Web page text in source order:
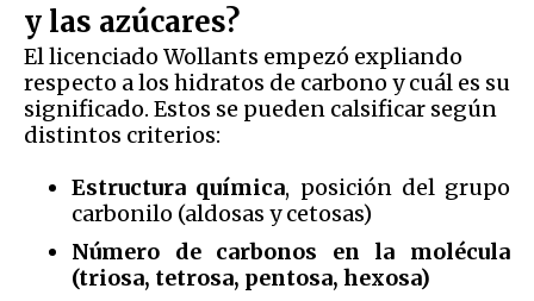
y las azúcares?
El licenciado Wollants empezó expliando
respecto a los hidratos de carbono y cuál es su
significado. Estos se pueden calsificar según
distintos criterios:
Estructura química, posición del grupo
carbonilo (aldosas y cetosas)
Número de carbonos en la molécula
(triosa, tetrosa, pentosa, hexosa)